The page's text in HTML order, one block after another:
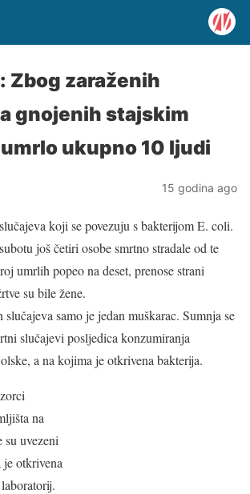
Zbog zaraženih
gnojenih stajskim
ukupno 10 ljudi
15 godina ago
koji se povezuju s bakterijom E. coli.
još četiri osobe smrtno stradale od te
umrlih popeo na deset, prenose strani
su bile žene.
samo je jedan muškarac. Sumnja se
slučajevi posljedica konzumiranja
a na kojima je otkrivena bakterija.
na
uvezeni
otkrivena